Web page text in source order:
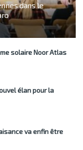
dans le
solaire Noor Atlas
élan pour la
va enfin être